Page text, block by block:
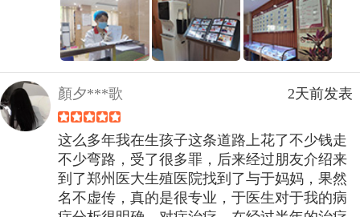
顏夕***歌 2天前发表
这么多年我在生孩子这条道路上花了不少钱走
不少弯路，受了很多罪，后来经过朋友介绍来
到了郑州医大生殖医院找到了与于妈妈，果然
名不虚传，真的是很专业，于医生对于我的病